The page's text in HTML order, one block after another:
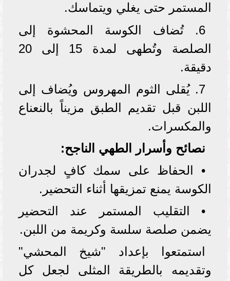
المستمر حتى يغلي ويتماسك.
6. تُضاف الكوسة المحشوة إلى
الصلصة وتُطهى لمدة 15 إلى 20
دقيقة.
7. يُقلى الثوم المهروس ويُضاف إلى
اللبن قبل تقديم الطبق مزيناً بالنعناع
والمكسرات.
نصائح وأسرار الطهي الناجح:
• الحفاظ على سمك كافٍ لجدران
الكوسة يمنع تمزيقها أثناء التحضير.
• التقليب المستمر عند التحضير
يضمن صلصة سلسة وكريمة من اللبن.
استمتعوا بإعداد "شيخ المحشي"
وتقديمه بالطريقة المثلى لجعل كل